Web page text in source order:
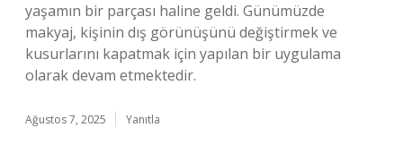
yaşamın bir parçası haline geldi. Günümüzde
makyaj, kişinin dış görünüşünü değiştirmek ve
kusurlarını kapatmak için yapılan bir uygulama
olarak devam etmektedir.
Ağustos 7, 2025 Yanıtla